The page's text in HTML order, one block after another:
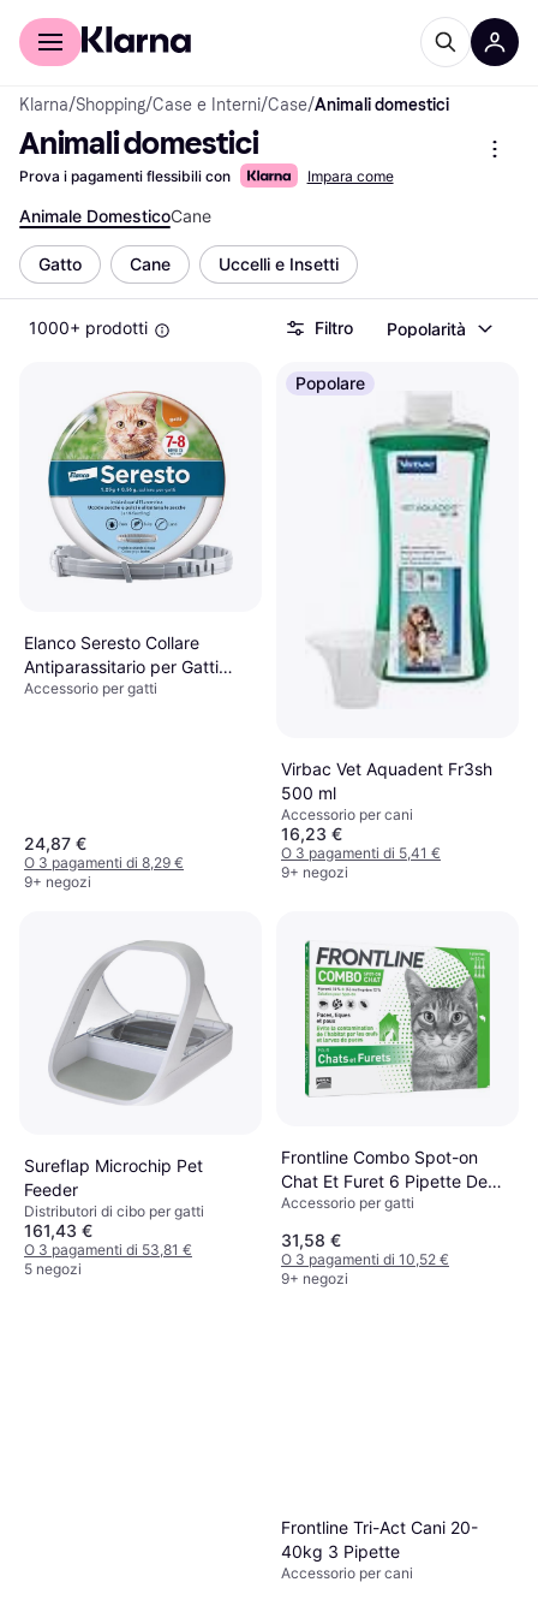
Per il tuo shopping
Klarna/Shopping/Case e Interni/Case/Animali domestici
Animali domestici
Prova i pagamenti flessibili con Impara come
Animale DomesticoCane
Gatto Cane Uccelli e Insetti
1000+ prodotti Filtro Popolarità
Elanco Seresto Collare
Antiparassitario per Gatti
1,25g
Accessorio per gatti
24,87 €
O 3 pagamenti di 8,29 €
9+ negozi
Popolare
Virbac Vet Aquadent Fr3sh
500 ml
Accessorio per cani
16,23 €
O 3 pagamenti di 5,41 €
9+ negozi
Sureflap Microchip Pet
Feeder
Distributori di cibo per gatti
161,43 €
O 3 pagamenti di 53,81 €
5 negozi
Frontline Combo Spot-on
Chat Et Furet 6 Pipette De
0.5ml
Accessorio per gatti
31,58 €
O 3 pagamenti di 10,52 €
9+ negozi
Frontline Tri-Act Cani 20-
40kg 3 Pipette
Accessorio per cani